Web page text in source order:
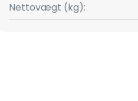
Nettovægt (kg):